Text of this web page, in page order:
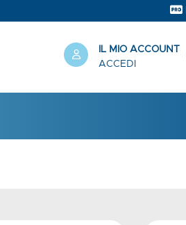
IL MIO ACCOUNT
ACCEDI